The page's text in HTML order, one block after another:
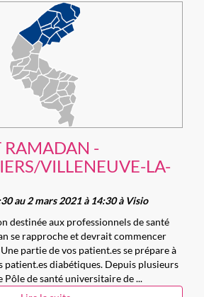
RAMADAN -
VILLENEUVE-LA-
au 2 mars 2021 à 14:30 à Visio
destinée aux professionnels de santé
se rapproche et devrait commencer
partie de vos patient.es se prépare à
patient.es diabétiques. Depuis plusieurs
Pôle de santé universitaire de ...